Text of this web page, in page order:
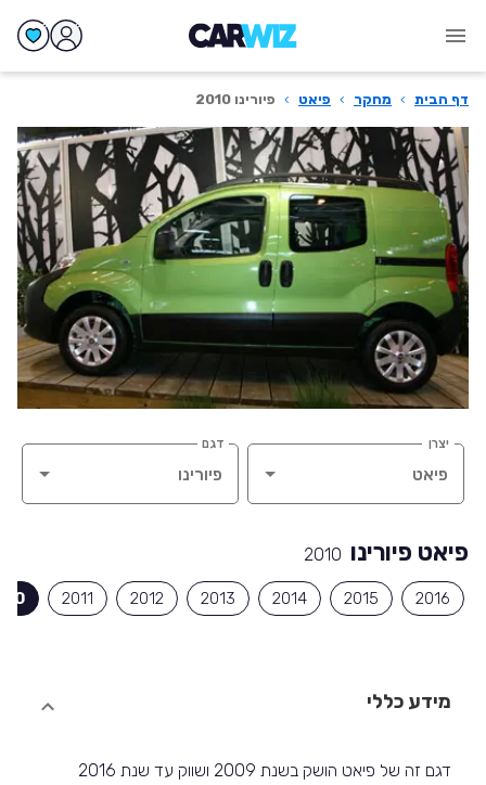
דף הבית › מחקר › פיאט › פיורינו 2010
יצרן דגם
פיאט פיורינו 2010
2016
2015
2014
2013
2012
2011
מידע כללי
דגם זה של פיאט הושק בשנת 2009 ושווק עד שנת 2016